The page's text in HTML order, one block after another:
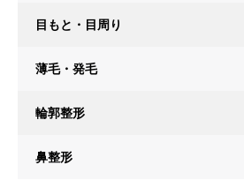
目もと・目周り
薄毛・発毛
輪郭整形
鼻整形